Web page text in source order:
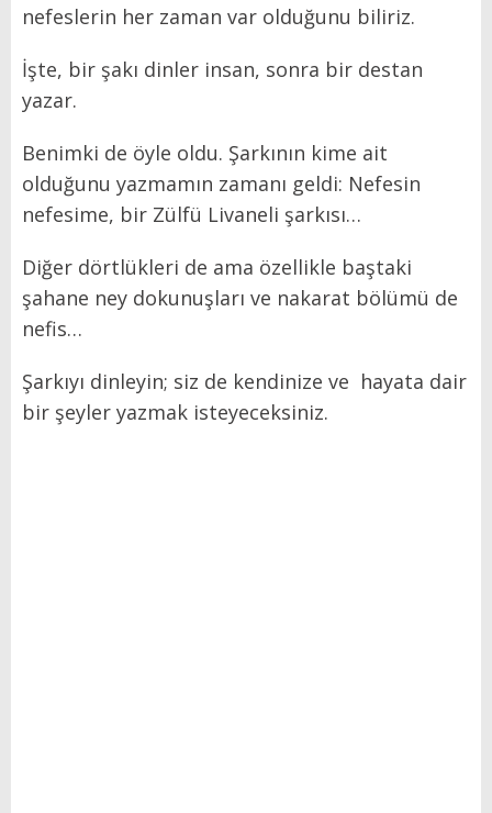
nefeslerin her zaman var olduğunu biliriz.
İşte, bir şakı dinler insan, sonra bir destan
yazar.
Benimki de öyle oldu. Şarkının kime ait
olduğunu yazmamın zamanı geldi: Nefesin
nefesime, bir Zülfü Livaneli şarkısı…
Diğer dörtlükleri de ama özellikle baştaki
şahane ney dokunuşları ve nakarat bölümü de
nefis…
Şarkıyı dinleyin; siz de kendinize ve hayata dair
bir şeyler yazmak isteyeceksiniz.